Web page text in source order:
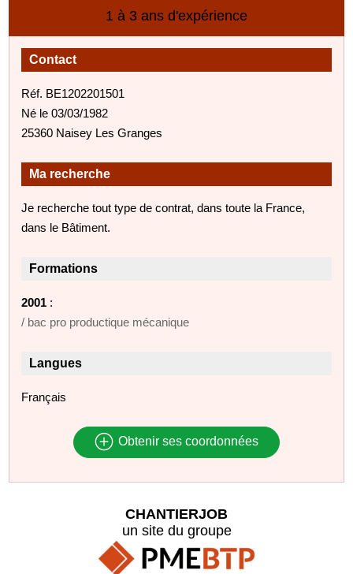
1 à 3 ans d'expérience
Contact
Réf. BE1202201501
Né le 03/03/1982
25360 Naisey Les Granges
Ma recherche
Je recherche tout type de contrat, dans toute la France,
dans le Bâtiment.
Formations
2001 :
/ bac pro productique mécanique
Langues
Français
Obtenir ses coordonnées
CHANTIERJOB
un site du groupe